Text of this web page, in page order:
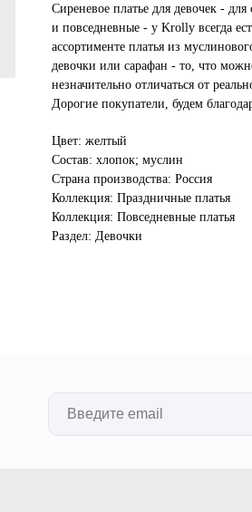
Сиреневое платье для девочек -
и повседневные - у Krolly всегда
ассортименте платья из
девочки или сарафан - то, что
незначительно отличаться от
Дорогие покупатели, будем
Цвет: желтый
Состав: хлопок; муслин
Страна производства: Россия
Коллекция: Праздничные платья
Коллекция: Повседневные платья
Раздел: Девочки